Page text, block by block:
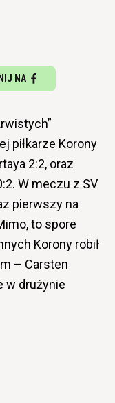
NA
piłkarze Korony
2:2, oraz
W meczu z SV
pierwszy na
to spore
Korony robił
– Carsten
w drużynie